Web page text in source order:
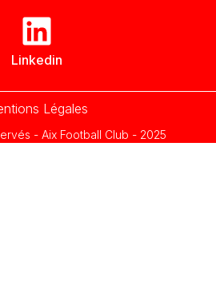
Linkedin
- Aix Football Club - 2025
Légales